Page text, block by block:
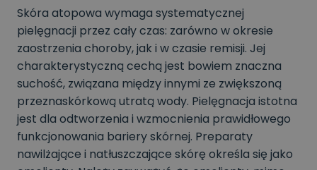
Skóra atopowa wymaga systematycznej
pielęgnacji przez cały czas: zarówno w okresie
zaostrzenia choroby, jak i w czasie remisji. Jej
charakterystyczną cechą jest bowiem znaczna
suchość, związana między innymi ze zwiększoną
przeznaskórkową utratą wody. Pielęgnacja istotna
jest dla odtworzenia i wzmocnienia prawidłowego
funkcjonowania bariery skórnej. Preparaty
nawilżające i natłuszczające skórę określa się jako